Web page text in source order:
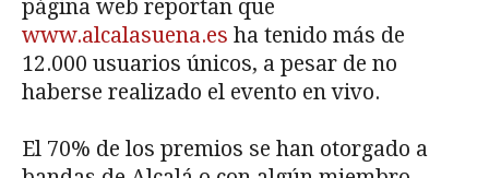
página web reportan que
www.alcalasuena.es ha tenido más de
12.000 usuarios únicos, a pesar de no
haberse realizado el evento en vivo.
El 70% de los premios se han otorgado a